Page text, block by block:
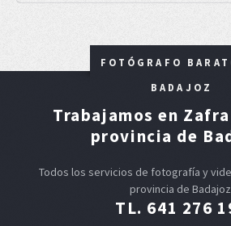
FOTÓGRAFO
BADAJOZ
Trabajamos en
provincia de
Todos los servicios de fotografía y
provincia de
TL. 641 276